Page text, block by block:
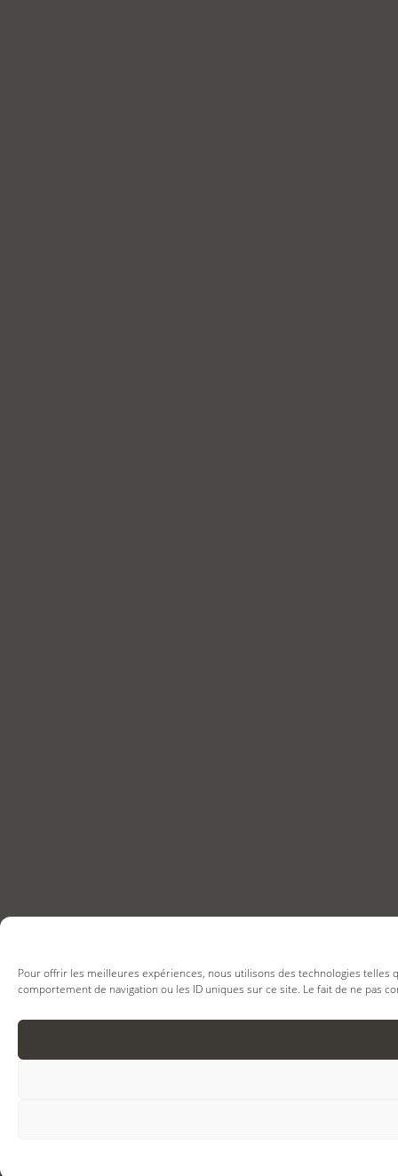
Pour offrir les meilleures expériences, nous utilisons des technologies
comportement de navigation ou les ID uniques sur ce site. Le fait de ne